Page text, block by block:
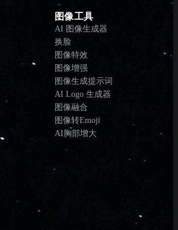
图像工具
AI 图像生成器
换脸
图像特效
图像增强
图像生成提示词
AI Logo 生成器
图像融合
图像转Emoji
AI胸部增大